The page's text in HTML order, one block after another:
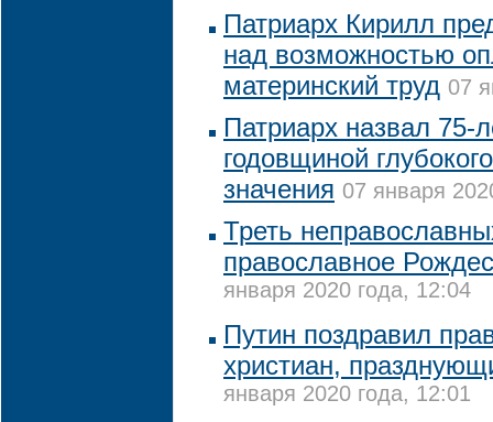
Патриарх Кирилл
над возможностью
материнский труд 07
Патриарх назвал 75-
годовщиной
значения 07 января
Треть
православное
января 2020 года, 12:04
Путин поздравил
христиан,
января 2020 года, 12:01